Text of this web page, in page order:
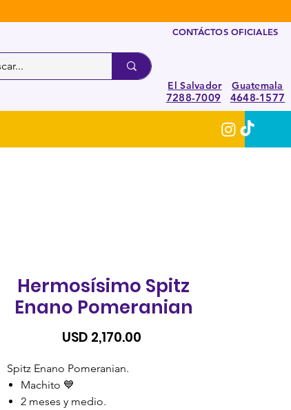
CONTÁCTOS OFICIALES
Guatemala
El Salvador
7288-7009 4648-1577
Hermosísimo Spitz
Enano Pomeranian
USD 2,170.00
Spitz Enano Pomeranian.
Machito 💙
2 meses y medio.